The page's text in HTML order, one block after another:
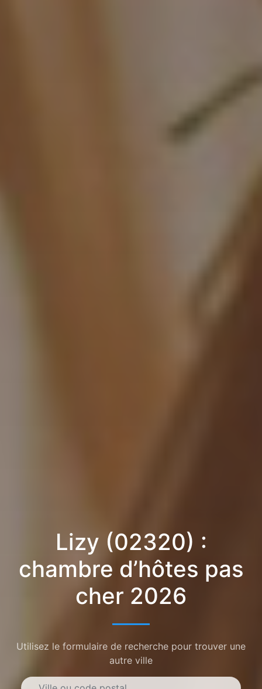
Lizy (02320) :
chambre d’hôtes pas
cher 2026
Utilisez le formulaire de recherche pour trouver une
autre ville